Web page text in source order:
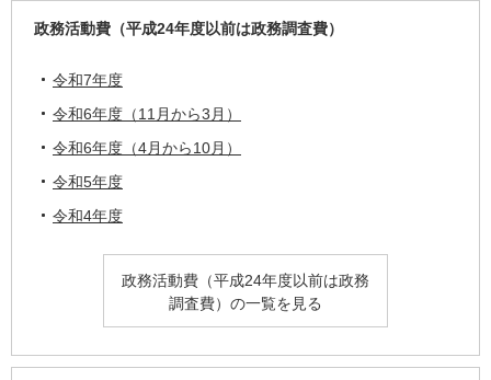
政務活動費（平成24年度以前は政務調査費）
令和7年度
令和6年度（11月から3月）
令和6年度（4月から10月）
令和5年度
令和4年度
政務活動費（平成24年度以前は政務
調査費）の一覧を見る